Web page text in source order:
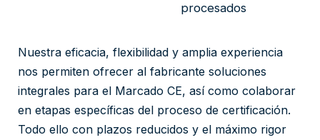
procesados
Nuestra eficacia, flexibilidad y amplia experiencia
nos permiten ofrecer al fabricante soluciones
integrales para el Marcado CE, así como colaborar
en etapas específicas del proceso de certificación.
Todo ello con plazos reducidos y el máximo rigor